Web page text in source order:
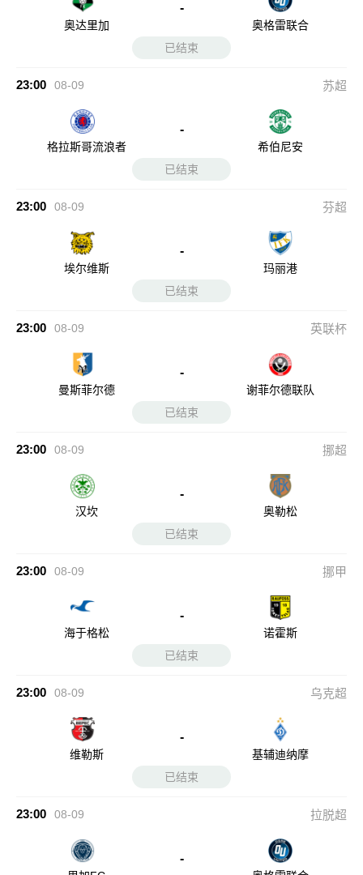
奥达里加
-
奥格雷联合
已结束
23:00 08-09 苏超
格拉斯哥流浪者
-
希伯尼安
已结束
23:00 08-09 芬超
埃尔维斯
-
玛丽港
已结束
23:00 08-09 英联杯
曼斯菲尔德
-
谢菲尔德联队
已结束
23:00 08-09 挪超
汉坎
-
奥勒松
已结束
23:00 08-09 挪甲
海于格松
-
诺霍斯
已结束
23:00 08-09 乌克超
维勒斯
-
基辅迪纳摩
已结束
23:00 08-09 拉脱超
-